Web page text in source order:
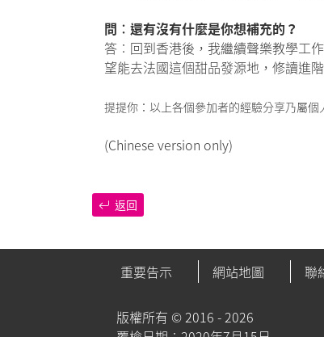
問︰還有沒有什麼是你想補充的？
答︰回到香港後，我繼續聲樂教學工
望能去法國這個甜品發源地，修讀進
提提你：以上各個參加者的經驗分享乃屬
(Chinese version only)
返回
重要告示 網站地圖 聯
版權所有 ©2016 - 2026